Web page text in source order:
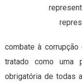
combate à
tratado como uma
obrigatória de todas